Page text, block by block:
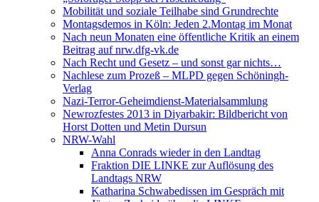
Mobilität und soziale Teilhabe sind Grundrechte
Montagsdemos in Köln: Jeden 2.Montag im Monat
Nach neun Monaten eine öffentliche Kritik an einem
Beitrag auf nrw.dfg-vk.de
Nach Recht und Gesetz – und sonst gar nichts…
Nachlese zum Prozeß – MLPD gegen Schöningh-
Verlag
Nazi-Terror-Geheimdienst-Materialsammlung
Newrozfestes 2013 in Diyarbakir: Bildbericht von
Horst Dotten und Metin Dursun
NRW-Wahl
Anna Conrads wieder in den Landtag
Fraktion DIE LINKE zur Auflösung des
Landtags NRW
Katharina Schwabedissen im Gespräch mit